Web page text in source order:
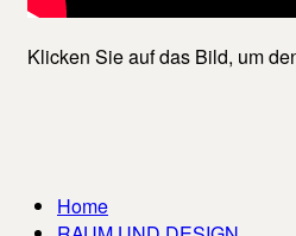
Klicken Sie auf das Bild, um
Home